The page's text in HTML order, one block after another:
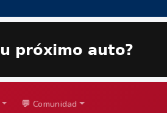
💬 Comunidad